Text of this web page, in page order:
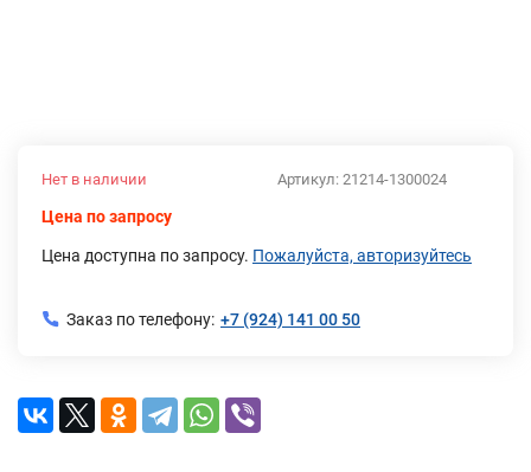
Артикул: 21214-1300024
Нет в наличии
Цена по запросу
Цена доступна по запросу. Пожалуйста, авторизуйтесь
Заказ по телефону: +7 (924) 141 00 50